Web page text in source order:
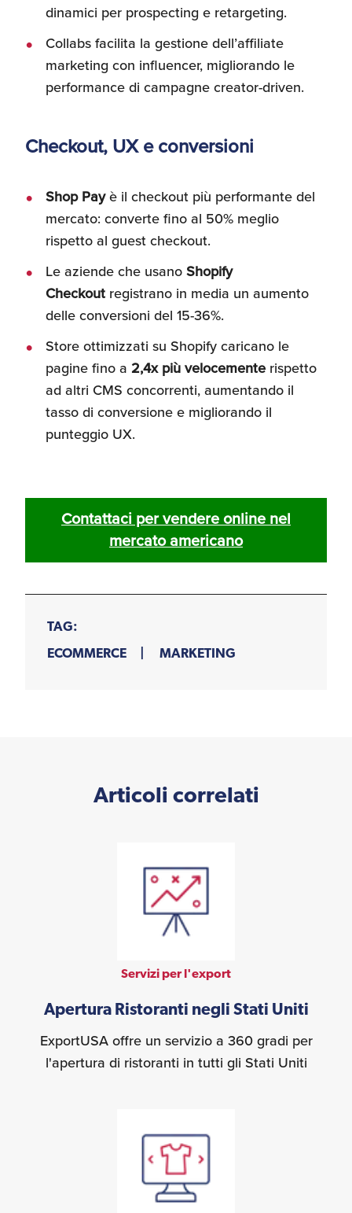
dinamici per prospecting e retargeting.
Collabs facilita la gestione dell’affiliate
marketing con influencer, migliorando le
performance di campagne creator-driven.
Checkout, UX e conversioni
Shop Payè il checkout più performante del
mercato: converte fino al 50% meglio
rispetto al guest checkout.
Le aziende che usano Shopify
Checkout registrano in media un aumento
delle conversioni del 15-36%.
Store ottimizzati su Shopify caricano le
pagine fino a 2,4x più velocemente rispetto
ad altri CMS concorrenti, aumentando il
tasso di conversione e migliorando il
punteggio UX.
Contattaci per vendere online nel
mercato americano
TAG:
ECOMMERCE
MARKETING
Articoli correlati
Servizi per l'export
Apertura Ristoranti negli Stati Uniti
ExportUSA offre un servizio a 360 gradi per
l'apertura di ristoranti in tutti gli Stati Uniti